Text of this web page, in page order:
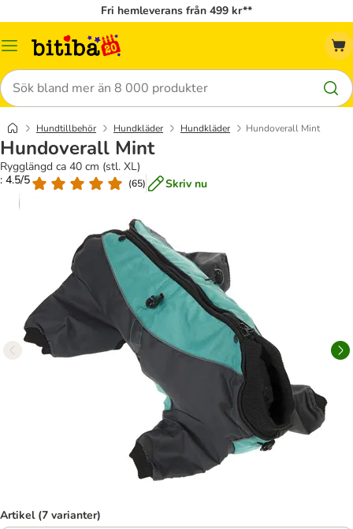
Fri hemleverans från 499 kr**
Meny
Sök
Hundtillbehör Hundkläder Hundkläder Hundoverall Mint
Hundoverall Mint
Rygglängd ca 40 cm (stl. XL)
: 4.5/5
(65) Skriv nu
Artikel (7 varianter)